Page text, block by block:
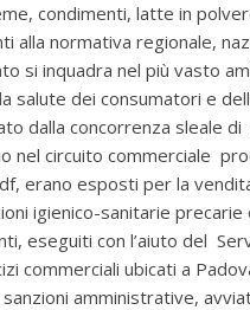
condimenti, latte in
alla normativa regionale,
si inquadra nel più vasto
salute dei consumatori e
dalla concorrenza sleale
nel circuito commerciale
erano esposti per la
igienico-sanitarie precarie
eseguiti con l’aiuto del
commerciali ubicati a
amministrative,